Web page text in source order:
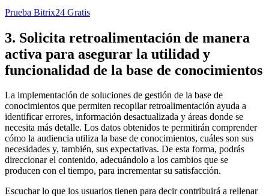
Prueba Bitrix24 Gratis
3. Solicita retroalimentación de manera
activa para asegurar la utilidad y
funcionalidad de la base de conocimientos
La implementación de soluciones de gestión de la base de
conocimientos que permiten recopilar retroalimentación ayuda a
identificar errores, información desactualizada y áreas donde se
necesita más detalle. Los datos obtenidos te permitirán comprender
cómo la audiencia utiliza la base de conocimientos, cuáles son sus
necesidades y, también, sus expectativas. De esta forma, podrás
direccionar el contenido, adecuándolo a los cambios que se
producen con el tiempo, para incrementar su satisfacción.
Escuchar lo que los usuarios tienen para decir contribuirá a rellenar